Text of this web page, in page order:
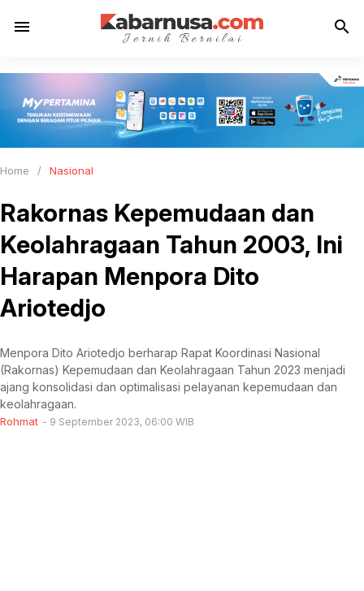
menu search
Home / Nasional
Rakornas Kepemudaan dan
Keolahragaan Tahun 2003, Ini
Harapan Menpora Dito
Ariotedjo
Menpora Dito Ariotedjo berharap Rapat Koordinasi Nasional
(Rakornas) Kepemudaan dan Keolahragaan Tahun 2023 menjadi
ajang konsolidasi dan optimalisasi pelayanan kepemudaan dan
keolahragaan.
Rohmat 9 September 2023, 06:00 WIB